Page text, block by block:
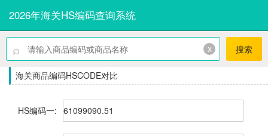
2026年海关HS编码查询系统
⌕ x 搜索
海关商品编码HSCODE对比
HS编码一: